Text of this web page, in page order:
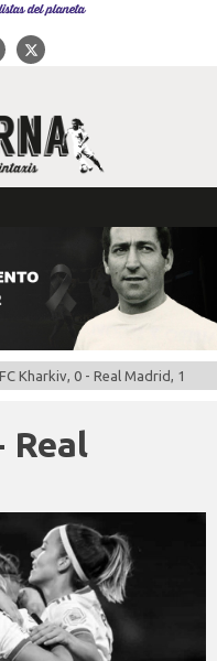
del planeta
Kharkiv, 0 - Real Madrid, 1
Real